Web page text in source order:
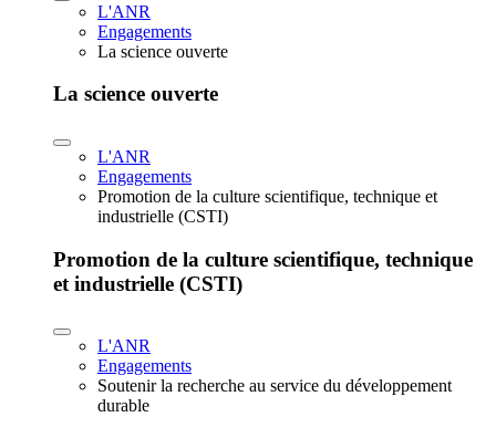
L'ANR
Engagements
La science ouverte
La science ouverte
L'ANR
Engagements
Promotion de la culture scientifique, technique et
industrielle (CSTI)
Promotion de la culture scientifique, technique
et industrielle (CSTI)
L'ANR
Engagements
Soutenir la recherche au service du développement
durable